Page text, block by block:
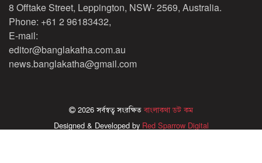
8 Offtake Street, Leppington, NSW- 2569, Australia.
Phone: +61 2 96183432,
E-mail:
editor@banglakatha.com.au
news.banglakatha@gmail.com
2026 সর্বস্বত্ব সংরক্ষিতবাংলাকথা ডট কম
Designed & Developed by Red Sparrow Digital